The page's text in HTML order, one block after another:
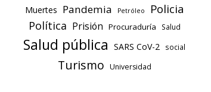
Muertes Pandemia Petróleo Policia
Política Prisión Procuraduría Salud
Salud pública SARS CoV-2 social
Turismo Universidad